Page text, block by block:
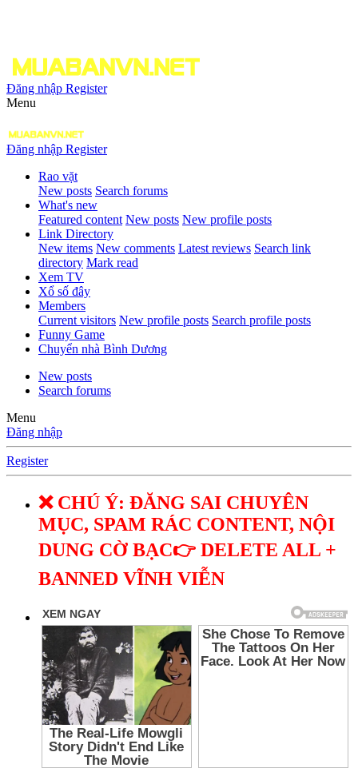
Đăng nhập Register
Menu
Đăng nhập Register
Rao vặt
New posts Search forums
What's new
Featured content New posts New profile posts
Link Directory
New items New comments Latest reviews Search link
directory Mark read
Xem TV
Xổ số đây
Members
Current visitors New profile posts Search profile posts
Funny Game
Chuyển nhà Bình Dương
New posts
Search forums
Menu
Đăng nhập
Register
❌ CHÚ Ý: ĐĂNG SAI CHUYÊN
MỤC, SPAM RÁC CONTENT, NỘI
DUNG CỜ BẠC👉 DELETE ALL +
BANNED VĨNH VIỄN